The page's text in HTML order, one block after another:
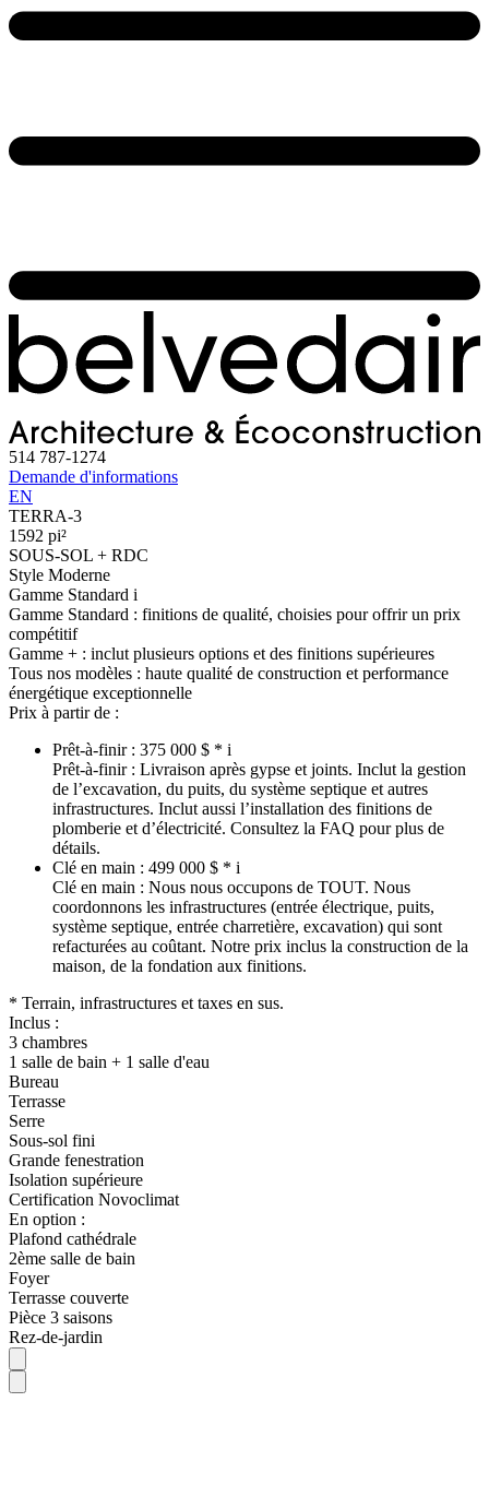
514 787-1274
Demande d'informations
EN
TERRA-3
1592 pi²
SOUS-SOL + RDC
Style Moderne
Gamme Standard i
Gamme Standard : finitions de qualité, choisies pour offrir un prix
compétitif
Gamme + : inclut plusieurs options et des finitions supérieures
Tous nos modèles : haute qualité de construction et performance
énergétique exceptionnelle
Prix à partir de :
Prêt-à-finir : 375 000 $ * i
Prêt-à-finir : Livraison après gypse et joints. Inclut la gestion
de l’excavation, du puits, du système septique et autres
infrastructures. Inclut aussi l’installation des finitions de
plomberie et d’électricité. Consultez la FAQ pour plus de
détails.
Clé en main : 499 000 $ * i
Clé en main : Nous nous occupons de TOUT. Nous
coordonnons les infrastructures (entrée électrique, puits,
système septique, entrée charretière, excavation) qui sont
refacturées au coûtant. Notre prix inclus la construction de la
maison, de la fondation aux finitions.
* Terrain, infrastructures et taxes en sus.
Inclus :
3 chambres
1 salle de bain + 1 salle d'eau
Bureau
Terrasse
Serre
Sous-sol fini
Grande fenestration
Isolation supérieure
Certification Novoclimat
En option :
Plafond cathédrale
2ème salle de bain
Foyer
Terrasse couverte
Pièce 3 saisons
Rez-de-jardin